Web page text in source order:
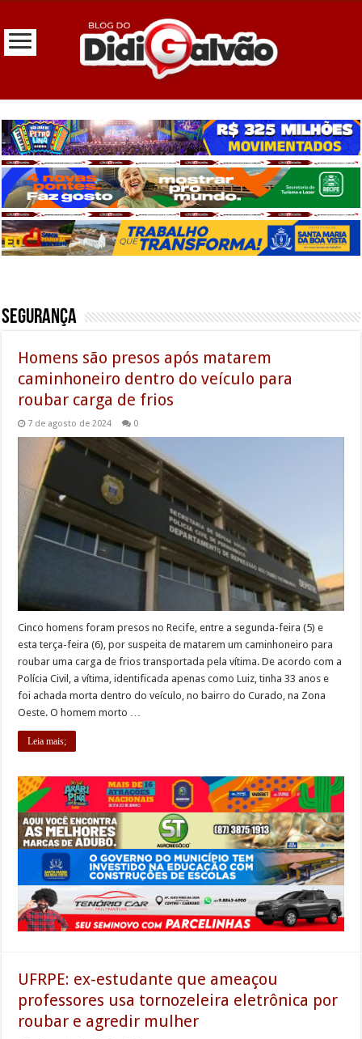
Segurança
Homens são presos após matarem
caminhoneiro dentro do veículo para
roubar carga de frios
7 de agosto de 2024 0
Cinco homens foram presos no Recife, entre a segunda-feira (5) e
esta terça-feira (6), por suspeita de matarem um caminhoneiro para
roubar uma carga de frios transportada pela vítima. De acordo com a
Polícia Civil, a vítima, identificada apenas como Luiz, tinha 33 anos e
foi achada morta dentro do veículo, no bairro do Curado, na Zona
Oeste. O homem morto …
Leia mais;
UFRPE: ex-estudante que ameaçou
professores usa tornozeleira eletrônica por
roubar e agredir mulher